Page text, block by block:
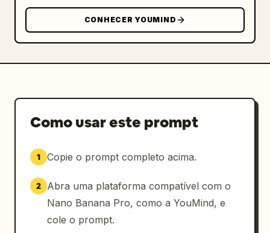
CONHECER YOUMIND
Como usar este prompt
1 Copie o prompt completo acima.
2
Abra uma plataforma compatível com o
Nano Banana Pro, como a YouMind, e
cole o prompt.